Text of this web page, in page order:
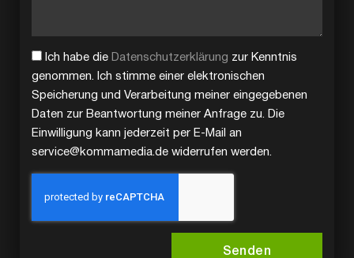
Ich habe die Datenschutzerklärung zur Kenntnis
genommen. Ich stimme einer elektronischen
Speicherung und Verarbeitung meiner eingegebenen
Daten zur Beantwortung meiner Anfrage zu. Die
Einwilligung kann jederzeit per E-Mail an
service@kommamedia.de widerrufen werden.
Senden